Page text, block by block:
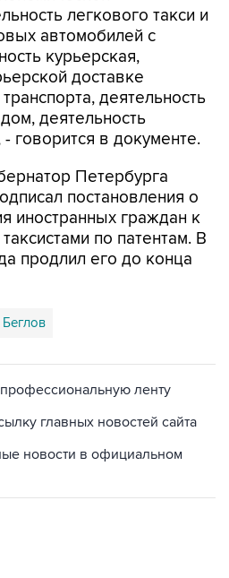
легкового такси и
автомобилей с
курьерская,
доставке
деятельность
деятельность
говорится в документе.
Петербурга
постановления о
иностранных граждан к
по патентам. В
продлил его до конца
ленту
главных новостей сайта
новости в официальном